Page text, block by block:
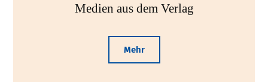
Medien aus dem Verlag
Mehr